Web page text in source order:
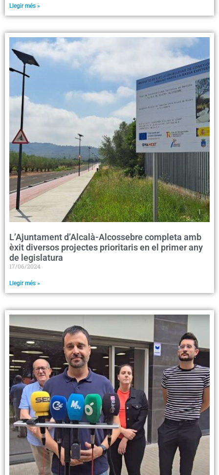
Llegir més »
L’Ajuntament d’Alcalà-Alcossebre completa amb
èxit diversos projectes prioritaris en el primer any
de legislatura
17/06/2024
Llegir més »